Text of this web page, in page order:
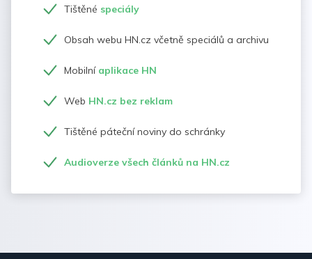
Tištěné speciály
Obsah webu HN.cz včetně speciálů a archivu
Mobilní aplikace HN
Web HN.cz bez reklam
Tištěné páteční noviny do schránky
Audioverze všech článků na HN.cz